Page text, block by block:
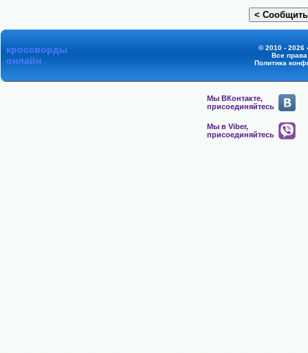
кроссворды
онлайн
© 2010 - 2026
Все
Политика
Мы ВКонтакте,
присоединяйтесь
Мы в Viber,
присоединяйтесь